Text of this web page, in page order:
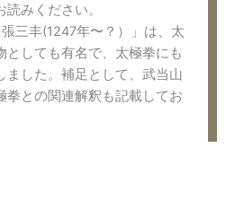
みください。
三丰(1247年〜？）」は、太
としても有名で、太極拳にも
ました。補足として、武当山
拳との関連解釈も記載してお